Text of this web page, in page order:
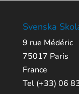
Svenska
9 rue Médéric
75017 Paris
France
Tel (+33) 06